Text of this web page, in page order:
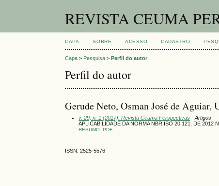
REVISTA CEUMA
CAPA SOBRE ACESSO CADASTRO
Capa > Pesquisa >Perfil do autor
Perfil do autor
Gerude Neto, Osman José de Aguiar,
v. 29, n. 1 (2017): Revista Ceuma Perspectivas - Artigos
APLICABILIDADE DA NORMA NBR ISO 20.121, DE 2012
RESUMO PDF
ISSN: 2525-5576